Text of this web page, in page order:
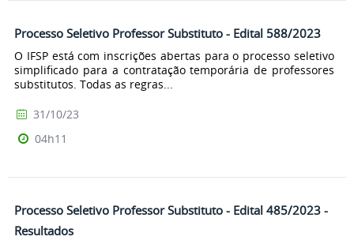
Processo Seletivo Professor Substituto - Edital 588/2023
O IFSP está com inscrições abertas para o processo seletivo
simplificado para a contratação temporária de professores
substitutos. Todas as regras...
31/10/23
04h11
Processo Seletivo Professor Substituto - Edital 485/2023 -
Resultados